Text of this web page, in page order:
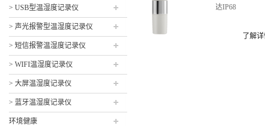
> USB型温湿度记录仪
> 声光报警型温湿度记录仪
> 短信报警温湿度记录仪
> WIFI温湿度记录仪
> 大屏温湿度记录仪
> 蓝牙温湿度记录仪
环境健康
达IP68
了解